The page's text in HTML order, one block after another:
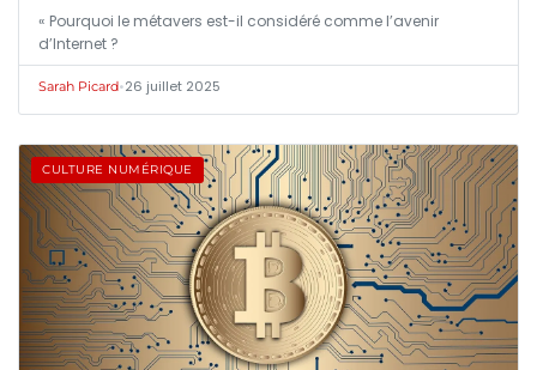
« Pourquoi le métavers est-il considéré comme l’avenir
d’Internet ?
Sarah Picard•26 juillet 2025
CULTURE NUMÉRIQUE